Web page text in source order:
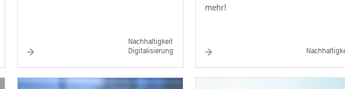
Nachhaltigkeit
Digitalisierung
mehr!